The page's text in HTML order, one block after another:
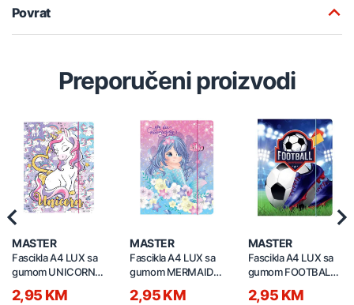
Povrat
Preporučeni proizvodi
MASTER
Fascikla A4 LUX sa
gumom UNICORN
2,95 KM
MASTER
Fascikla A4 LUX sa
gumom MERMAID
2,95 KM
MASTER
Fascikla A4 LUX sa
gumom FOOTBALL
2,95 KM